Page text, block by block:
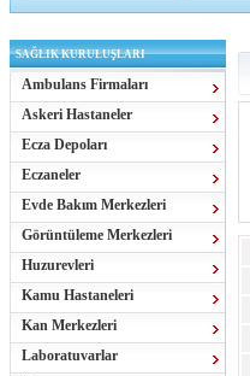
SAĞLIK KURULUŞLARI
Ambulans Firmaları
Askeri Hastaneler
Ecza Depoları
Eczaneler
Evde Bakım Merkezleri
Görüntüleme Merkezleri
Huzurevleri
Kamu Hastaneleri
Kan Merkezleri
Laboratuvarlar